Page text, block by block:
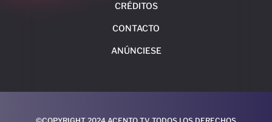
CRÉDITOS
CONTACTO
ANÚNCIESE